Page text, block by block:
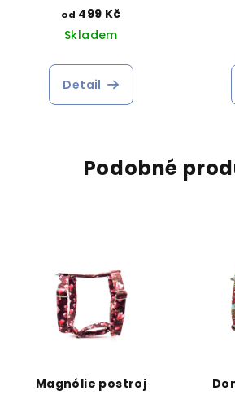
od 499 Kč
Skladem
Detail
Podobné
Magnólie postroj